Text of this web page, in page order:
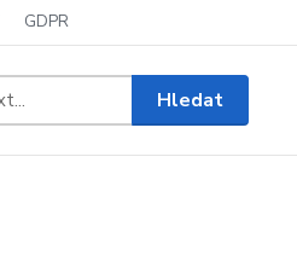
GDPR
Hledat